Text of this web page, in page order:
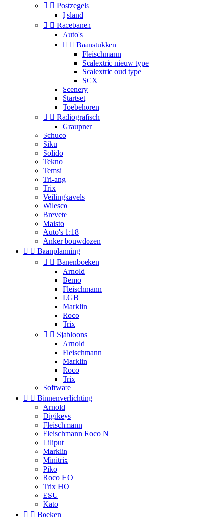
  Postzegels
Ijsland
  Racebanen
Auto's
  Baanstukken
Fleischmann
Scalextric nieuw type
Scalextric oud type
SCX
Scenery
Startset
Toebehoren
  Radiografisch
Graupner
Schuco
Siku
Solido
Tekno
Temsi
Tri-ang
Trix
Veilingkavels
Wilesco
Brevete
Maisto
Auto's 1:18
Anker bouwdozen
  Baanplanning
  Banenboeken
Arnold
Bemo
Fleischmann
LGB
Marklin
Roco
Trix
  Sjabloons
Arnold
Fleischmann
Marklin
Roco
Trix
Software
  Binnenverlichting
Arnold
Digikeys
Fleischmann
Fleischmann Roco N
Liliput
Marklin
Minitrix
Piko
Roco HO
Trix HO
ESU
Kato
  Boeken